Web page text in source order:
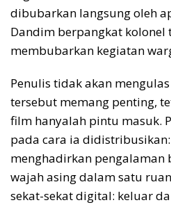
dibubarkan langsung oleh
Dandim berpangkat kolonel
membubarkan kegiatan
Penulis tidak akan
tersebut memang penting,
film hanyalah pintu masuk.
pada cara ia
menghadirkan pengalaman
wajah asing dalam satu
sekat-sekat digital: keluar